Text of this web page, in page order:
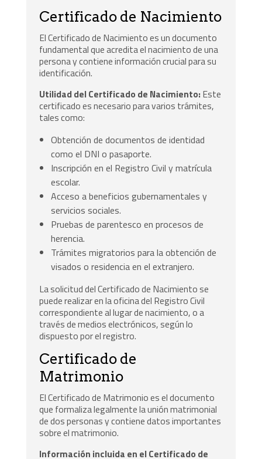
Certificado de Nacimiento
El Certificado de Nacimiento es un documento
fundamental que acredita el nacimiento de una
persona y contiene información crucial para su
identificación.
Utilidad del Certificado de Nacimiento:Este
certificado es necesario para varios trámites,
tales como:
Obtención de documentos de identidad
como el DNI o pasaporte.
Inscripción en el Registro Civil y matrícula
escolar.
Acceso a beneficios gubernamentales y
servicios sociales.
Pruebas de parentesco en procesos de
herencia.
Trámites migratorios para la obtención de
visados o residencia en el extranjero.
La solicitud del Certificado de Nacimiento se
puede realizar en la oficina del Registro Civil
correspondiente al lugar de nacimiento, o a
través de medios electrónicos, según lo
dispuesto por el registro.
Certificado de
Matrimonio
El Certificado de Matrimonio es el documento
que formaliza legalmente la unión matrimonial
de dos personas y contiene datos importantes
sobre el matrimonio.
Información incluida en el Certificado de